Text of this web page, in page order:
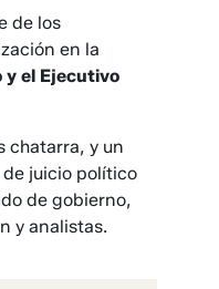
de los
en la
y el Ejecutivo
chatarra, y un
juicio político
de gobierno,
y analistas.